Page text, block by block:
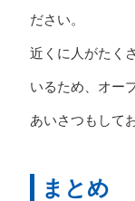
ださい。
近くに人がたく
いるため、オー
あいさつもして
まとめ